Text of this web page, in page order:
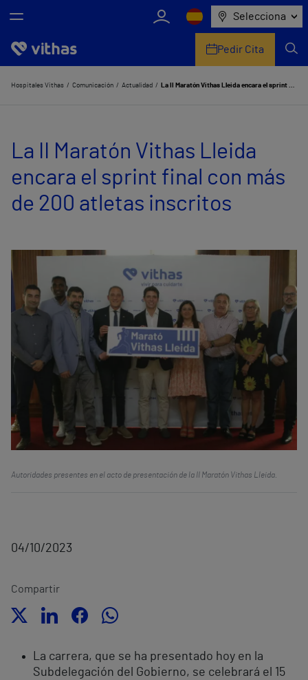
Selecciona
Nosotros
Servicios de salud
Equipo médico y asistencial
Comunicación
Pedir Cita
Hospitales Vithas Comunicación Actualidad La II Maratón Vithas Lleida encara el sprint final con más de 200 atletas inscritos
La II Maratón Vithas Lleida
encara el sprint final con más
de 200 atletas inscritos
Autoridades presentes en el acto de presentación de la II Maratón Vithas Lleida.
04/10/2023
Compartir
La carrera, que se ha presentado hoy en la
Subdelegación del Gobierno, se celebrará el 15